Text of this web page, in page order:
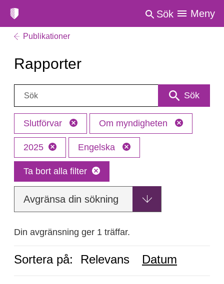
Sök Meny
Publikationer
Rapporter
Sök: Sök
Slutförvar Om myndigheten
2025 Engelska
Ta bort alla filter
Avgränsa din sökning
Din avgränsning ger 1 träffar.
Sortera på: Relevans Datum